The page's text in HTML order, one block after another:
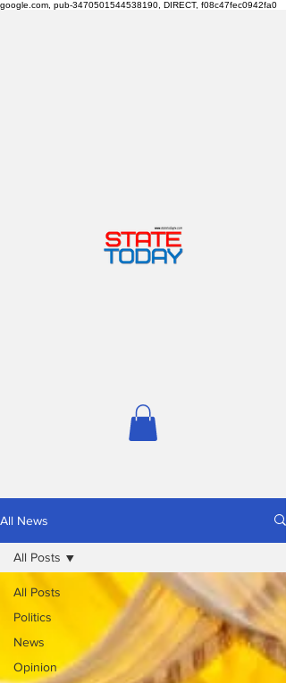
google.com, pub-3470501544538190, DIRECT, f08c47fec0942fa0
All News
All Posts
Politics
News
Opinion
All Posts